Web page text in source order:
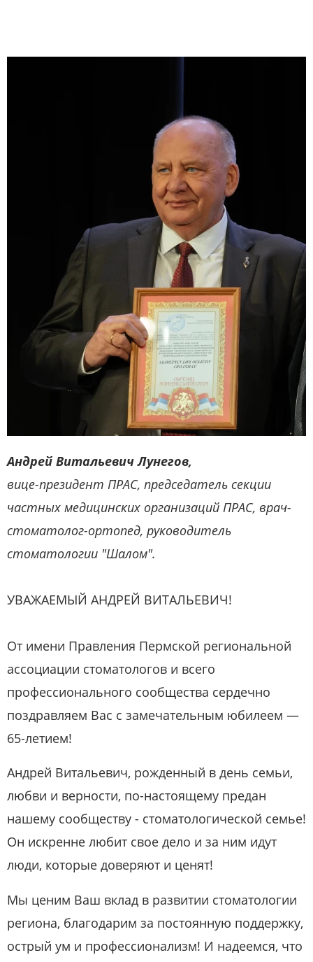
Андрей Витальевич Лунегов,
вице-президент ПРАС, председатель секции
частных медицинских организаций ПРАС, врач-
стоматолог-ортопед, руководитель
стоматологии "Шалом".
УВАЖАЕМЫЙ АНДРЕЙ ВИТАЛЬЕВИЧ!
От имени Правления Пермской региональной
ассоциации стоматологов и всего
профессионального сообщества сердечно
поздравляем Вас с замечательным юбилеем —
65-летием!
Андрей Витальевич, рожденный в день семьи,
любви и верности, по-настоящему предан
нашему сообществу - стоматологической семье!
Он искренне любит свое дело и за ним идут
люди, которые доверяют и ценят!
Мы ценим Ваш вклад в развитии стоматологии
региона, благодарим за постоянную поддержку,
острый ум и профессионализм! И надеемся, что